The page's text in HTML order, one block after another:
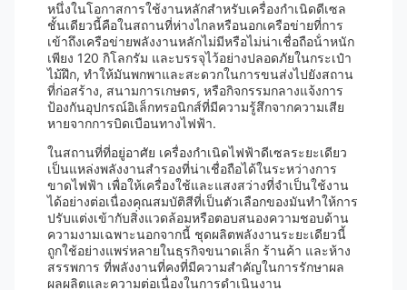
หนึ่งในโอกาสการใช้งานหลักสําหรับเครื่องกําเนิดดีเซล
ชั้นเดียวนี้คือในสถานที่ห่างไกลหรือนอกเครือข่ายที่การ
เข้าถึงเครือข่ายพลังงานหลักไม่มีหรือไม่น่าเชื่อถือน้ําหนัก
เพียง 120 กิโลกรัม และบรรจุไว้อย่างปลอดภัยในกระเป๋า
ไม้ฝึก, ทําให้มันพกพาและสะดวกในการขนส่งไปยังสถาน
ที่ก่อสร้าง, สนามการเกษตร, หรือกิจกรรมกลางแจ้งการ
ป้องกันอุปกรณ์อิเล็กทรอนิกส์ที่มีความรู้สึกจากความเสีย
หายจากการบิดเบือนทางไฟฟ้า.
ในสถานที่ที่อยู่อาศัย เครื่องกําเนิดไฟฟ้าดีเซลระยะเดียว
เป็นแหล่งพลังงานสํารองที่น่าเชื่อถือได้ในระหว่างการ
ขาดไฟฟ้า เพื่อให้เครื่องใช้และแสงสว่างที่จําเป็นใช้งาน
ได้อย่างต่อเนื่องคุณสมบัติสีที่เป็นตัวเลือกของมันทําให้การ
ปรับแต่งเข้ากับสิ่งแวดล้อมหรือตอบสนองความชอบด้าน
ความงามเฉพาะนอกจากนี้ ชุดผลิตพลังงานระยะเดียวนี้
ถูกใช้อย่างแพร่หลายในธุรกิจขนาดเล็ก ร้านค้า และห้าง
สรรพการ ที่พลังงานที่คงที่มีความสําคัญในการรักษาผล
ผลผลิตและความต่อเนื่องในการดําเนินงาน